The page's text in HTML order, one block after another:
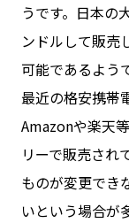
うです。日本の
ンドルして販売
可能であるよう
最近の格安携帯
Amazonや楽天
リーで販売され
ものが変更でき
いという場合が